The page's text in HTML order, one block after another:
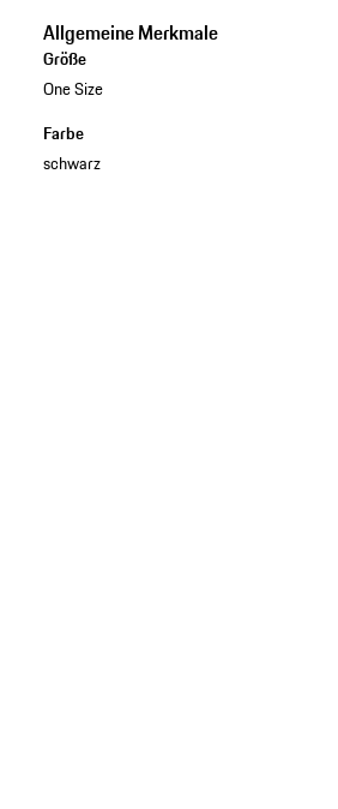
Allgemeine Merkmale
Größe
One Size
Farbe
schwarz